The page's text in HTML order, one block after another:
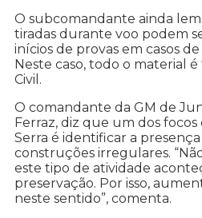
O subcomandante ainda
tiradas durante voo podem
inícios de provas em casos
Neste caso, todo o material
Civil.
O comandante da GM de
Ferraz, diz que um dos focos
Serra é identificar a
construções irregulares.
este tipo de atividade
preservação. Por isso,
neste sentido”, comenta.